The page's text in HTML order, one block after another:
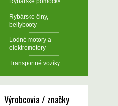
Rybárske pomôcky
Rybárske člny,
bellybooty
Lodné motory a
elektromotory
Transportné vozíky
Výrobcovia / značky